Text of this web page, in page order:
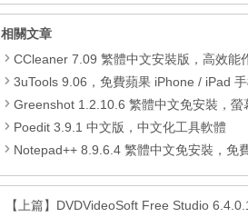
相關文章
CCleaner 7.09 繁體中文安裝版，高效能作業系
3uTools 9.06，免費蘋果 iPhone / iPad 手機平板電腦管理
Greenshot 1.2.10.6 繁體中文免安裝，螢幕抓圖軟體，
Poedit 3.9.1 中文版，中文化工具軟體
Notepad++ 8.9.6.4 繁體中文免安裝，免費的
【上篇】 DVDVideoSoft Free Studio